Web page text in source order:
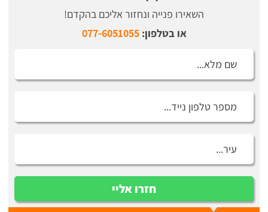
השאירו פנייה ונחזור אליכם בהקדם!
או בטלפון:077-6051055
חזרו אליי